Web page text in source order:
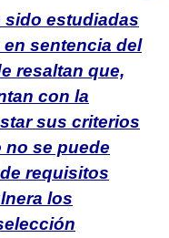
estudiadas
sentencia del
resaltan que,
con la
sus criterios
no se puede
requisitos
los